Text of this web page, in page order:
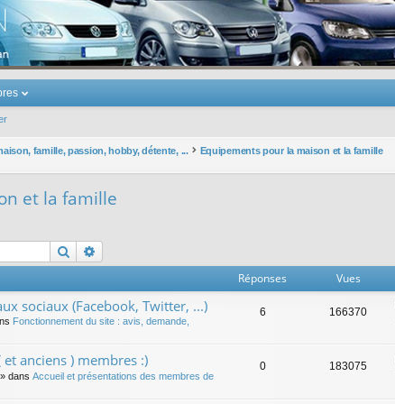
Touran
famille, passion, hobby, détente, ... Equipements pour la maison et la famille
et la famille
Rechercher
Réponses Vues
sociaux (Facebook, Twitter, ...)
Fonctionnement du site : avis, demande,
6 166370
anciens ) membres :)
» dans Accueil et présentations des membres de
0 183075